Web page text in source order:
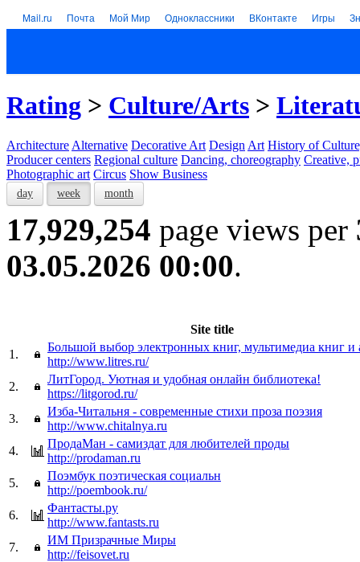
Mail.ru Почта Мой Мир Одноклассники ВКонтакте Игры
Rating > Culture/Arts >
Architecture Alternative Decorative Art Design Art History of
Producer centers Regional culture Dancing, choreography Creative,
Photographic art Circus Show Business
day week month
17,929,254 page views per
03.05.2026 00:00.
Site title
1.
Большой выбор электронных книг, мультимедиа книг и
http://www.litres.ru/
2.
ЛитГород. Уютная и удобная онлайн библиотека!
https://litgorod.ru/
3.
Изба-Читальня - современные стихи проза поэзия
http://www.chitalnya.ru
4.
ПродаМан - самиздат для любителей проды
http://prodaman.ru
5.
Поэмбук поэтическая социальн
http://poembook.ru/
6.
Фантасты.ру
http://www.fantasts.ru
7.
ИМ Призрачные Миры
http://feisovet.ru